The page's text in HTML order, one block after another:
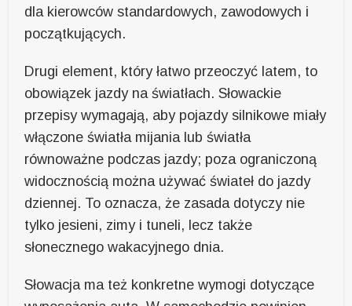
dla kierowców standardowych, zawodowych i
początkujących.
Drugi element, który łatwo przeoczyć latem, to
obowiązek jazdy na światłach. Słowackie
przepisy wymagają, aby pojazdy silnikowe miały
włączone światła mijania lub światła
równoważne podczas jazdy; poza ograniczoną
widocznością można używać świateł do jazdy
dziennej. To oznacza, że zasada dotyczy nie
tylko jesieni, zimy i tuneli, lecz także
słonecznego wakacyjnego dnia.
Słowacja ma też konkretne wymogi dotyczące